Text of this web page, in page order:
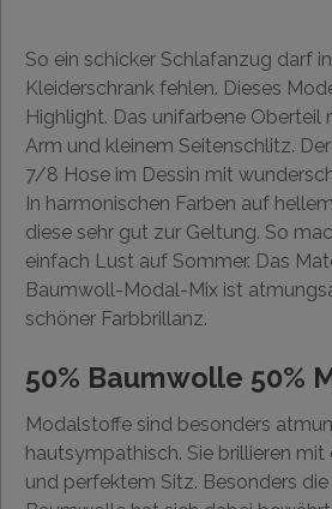
So ein schicker Schlafanzug darf
Kleiderschrank fehlen. Dieses
Highlight. Das unifarbene
Arm und kleinem Seitenschlitz.
7/8 Hose im Dessin mit
In harmonischen Farben auf
diese sehr gut zur Geltung. So
einfach Lust auf Sommer. Das
Baumwoll-Modal-Mix ist
schöner Farbbrillanz.
50% Baumwolle 50%
Modalstoffe sind besonders
hautsympathisch. Sie brillieren
und perfektem Sitz. Besonders